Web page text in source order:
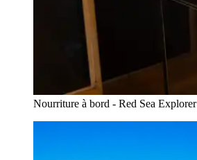
Nourriture à bord - Red Sea Explorer